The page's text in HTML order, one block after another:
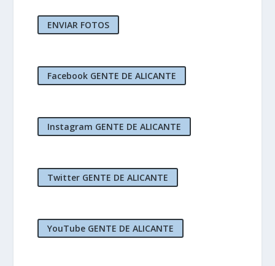
ENVIAR FOTOS
Facebook GENTE DE ALICANTE
Instagram GENTE DE ALICANTE
Twitter GENTE DE ALICANTE
YouTube GENTE DE ALICANTE